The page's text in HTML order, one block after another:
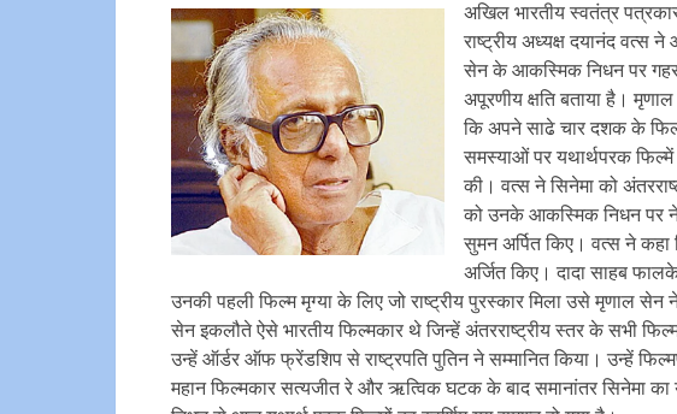
अखिल भारतीय स्वतंत्र
राष्ट्रीय अध्यक्ष दयानंद वत्स
सेन के आकस्मिक निधन पर
अपूरणीय क्षति बताया है।
कि अपने साढे चार दशक के
समस्याओं पर यथार्थपरक फिल्में
की। वत्स ने सिनेमा को
को उनके आकस्मिक निधन पर
सुमन अर्पित किए। वत्स ने कहा
अर्जित किए। दादा साहब
उनकी पहली फिल्म मृग्या के लिए जो राष्ट्रीय पुरस्कार मिला उसे मृणाल सेन
सेन इकलौते ऐसे भारतीय फिल्मकार थे जिन्हें अंतरराष्ट्रीय स्तर के सभी फिल्म
उन्हें ऑर्डर ऑफ फ्रेंडशिप से राष्ट्रपति पुतिन ने सम्मानित किया। उन्हें
महान फिल्मकार सत्यजीत रे और ऋत्विक घटक के बाद समानांतर सिनेमा